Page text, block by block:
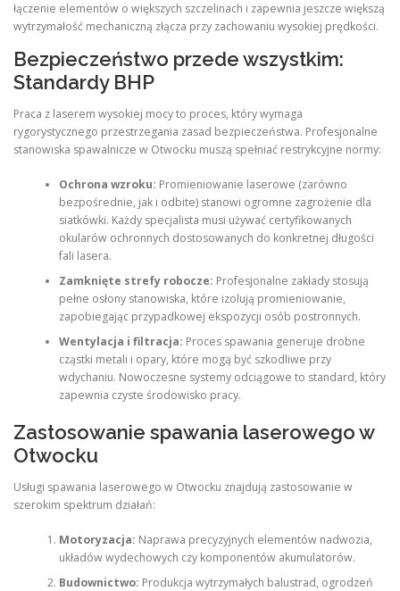
łączenie elementów o większych szczelinach i zapewnia jeszcze większą
wytrzymałość mechaniczną złącza przy zachowaniu wysokiej prędkości.
Bezpieczeństwo przede wszystkim:
Standardy BHP
Praca z laserem wysokiej mocy to proces, który wymaga
rygorystycznego przestrzegania zasad bezpieczeństwa. Profesjonalne
stanowiska spawalnicze w Otwocku muszą spełniać restrykcyjne normy:
Ochrona wzroku: Promieniowanie laserowe (zarówno
bezpośrednie, jak i odbite) stanowi ogromne zagrożenie dla
siatkówki. Każdy specjalista musi używać certyfikowanych
okularów ochronnych dostosowanych do konkretnej długości
fali lasera.
Zamknięte strefy robocze: Profesjonalne zakłady stosują
pełne osłony stanowiska, które izolują promieniowanie,
zapobiegając przypadkowej ekspozycji osób postronnych.
Wentylacja i filtracja: Proces spawania generuje drobne
cząstki metali i opary, które mogą być szkodliwe przy
wdychaniu. Nowoczesne systemy odciągowe to standard, który
zapewnia czyste środowisko pracy.
Zastosowanie spawania laserowego w
Otwocku
Usługi spawania laserowego w Otwocku znajdują zastosowanie w
szerokim spektrum działań:
Motoryzacja: Naprawa precyzyjnych elementów nadwozia,
układów wydechowych czy komponentów akumulatorów.
Budownictwo: Produkcja wytrzymałych balustrad, ogrodzeń